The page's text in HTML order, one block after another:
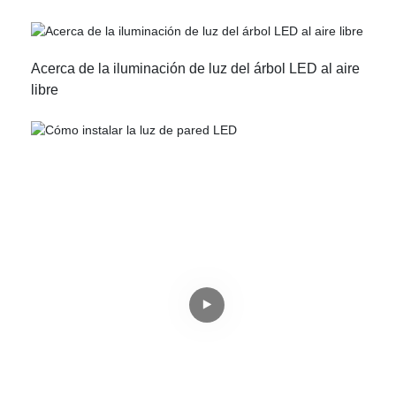
Acerca de la iluminación de luz del árbol LED al aire
libre